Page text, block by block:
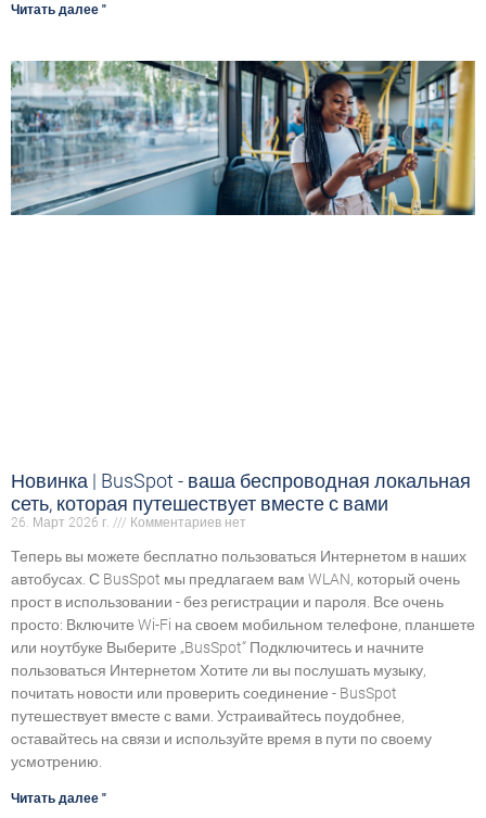
Читать далее "
Новинка | BusSpot - ваша беспроводная локальная
сеть, которая путешествует вместе с вами
26. Март 2026 г. Комментариев нет
Теперь вы можете бесплатно пользоваться Интернетом в наших
автобусах. С BusSpot мы предлагаем вам WLAN, который очень
прост в использовании - без регистрации и пароля. Все очень
просто: Включите Wi-Fi на своем мобильном телефоне, планшете
или ноутбуке Выберите „BusSpot“ Подключитесь и начните
пользоваться Интернетом Хотите ли вы послушать музыку,
почитать новости или проверить соединение - BusSpot
путешествует вместе с вами. Устраивайтесь поудобнее,
оставайтесь на связи и используйте время в пути по своему
усмотрению.
Читать далее "